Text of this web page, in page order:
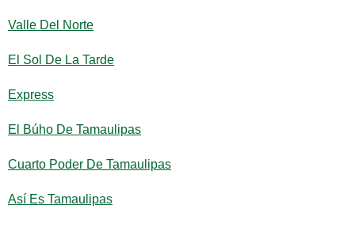
Valle Del Norte
El Sol De La Tarde
Express
El Búho De Tamaulipas
Cuarto Poder De Tamaulipas
Así Es Tamaulipas